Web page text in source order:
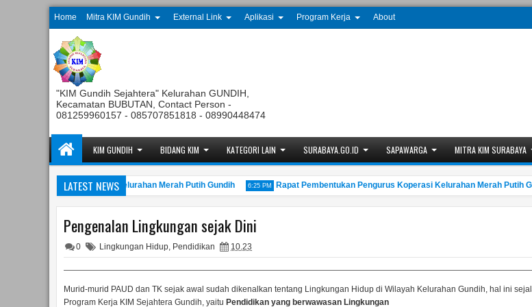
Home Mitra KIM Gundih External Link Aplikasi Program Kerja About
"KIM Gundih Sejahtera" Kelurahan GUNDIH,
Kecamatan BUBUTAN, Contact Person -
081259960157 - 085707851818 - 08990448474
KIM GUNDIH BIDANG KIM KATEGORI LAIN SURABAYA.GO.ID SAPAWARGA MITRA KIM SURABAYA
LATEST NEWS
Tahunan Koperasi Kelurahan Merah Putih Gundih 6:25 PM Rapat Pembentukan Pengurus Koperasi Kelurahan Merah Putih
Pengenalan Lingkungan sejak Dini
0 Lingkungan Hidup, Pendidikan 10.23
Murid-murid PAUD dan TK sejak awal sudah dikenalkan tentang Lingkungan Hidup di Wilayah Kelurahan Gundih, hal ini
Program Kerja KIM Sejahtera Gundih, yaitu Pendidikan yang berwawasan Lingkungan